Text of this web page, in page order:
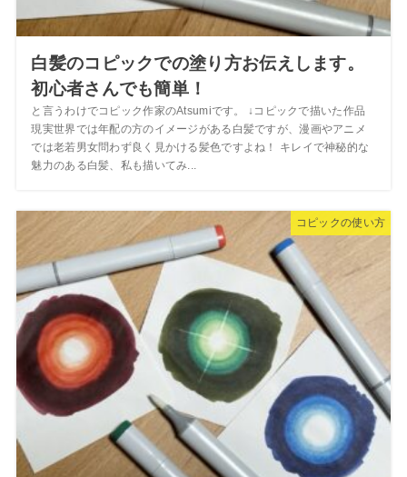
白髪のコピックでの塗り方お伝えします。
初心者さんでも簡単！
と言うわけでコピック作家のAtsumiです。 ↓コピックで描いた作品
現実世界では年配の方のイメージがある白髪ですが、漫画やアニメ
では老若男女問わず良く見かける髪色ですよね！ キレイで神秘的な
魅力のある白髪、私も描いてみ...
コピックの使い方